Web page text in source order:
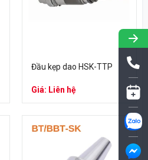
Đầu kẹp dao HSK-TTP
Giá: Liên hệ